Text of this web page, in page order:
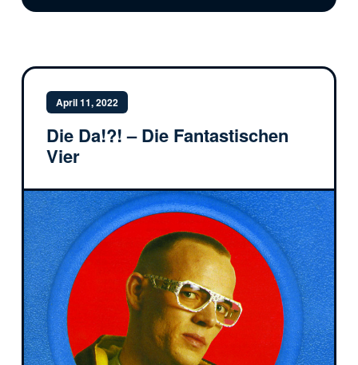
April 11, 2022
Die Da!?! – Die Fantastischen
Vier